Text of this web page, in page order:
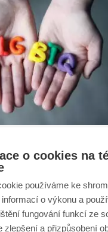
pro rodiče
o cookies na
používáme ke
informací o výkonu a
fungování funkcí ze
zlepšení a přizpůsobení